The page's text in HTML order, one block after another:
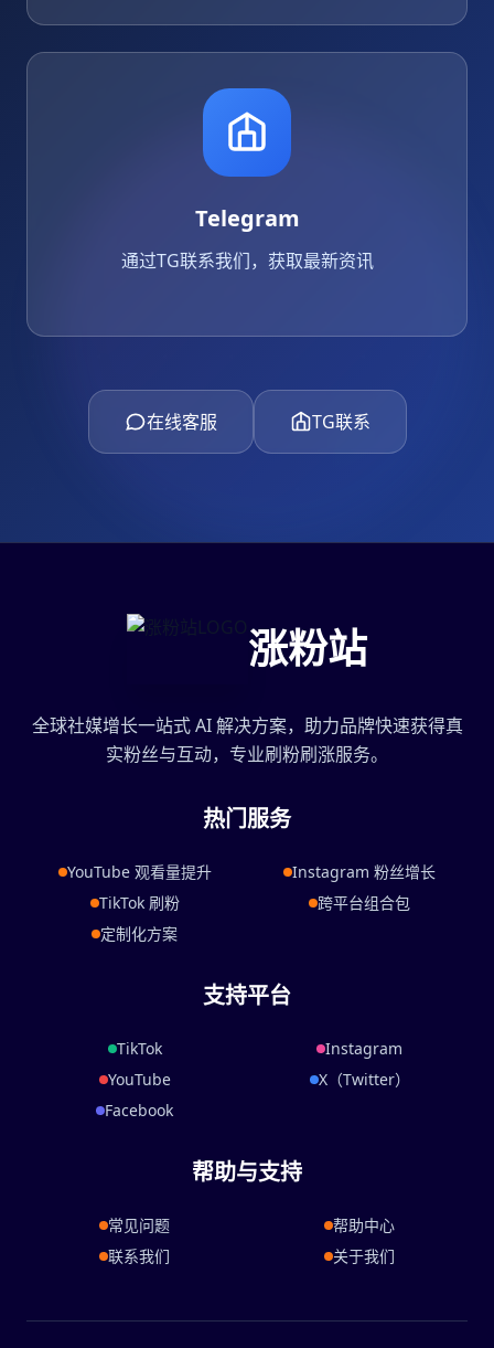
Telegram
通过TG联系我们，获取最新资讯
在线客服 TG联系
涨粉站
全球社媒增长一站式 AI 解决方案，助力品牌快速获得真
实粉丝与互动，专业刷粉刷涨服务。
热门服务
YouTube 观看量提升
Instagram 粉丝增长
TikTok 刷粉
跨平台组合包
定制化方案
支持平台
TikTok
Instagram
YouTube
X（Twitter）
Facebook
帮助与支持
常见问题
帮助中心
联系我们
关于我们